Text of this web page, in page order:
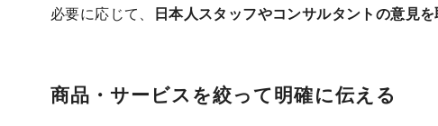
必要に応じて、 日本人スタッフやコンサルタントの意見
商品・サービスを絞って明確に伝える